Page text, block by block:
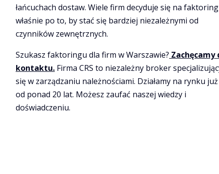
łańcuchach dostaw. Wiele firm decyduje się na faktoring
właśnie po to, by stać się bardziej niezależnymi od
czynników zewnętrznych.
Szukasz faktoringu dla firm w Warszawie? Zachęcamy
kontaktu. Firma CRS to niezależny broker
się w zarządzaniu należnościami. Działamy na rynku już
od ponad 20 lat. Możesz zaufać naszej wiedzy i
doświadczeniu.